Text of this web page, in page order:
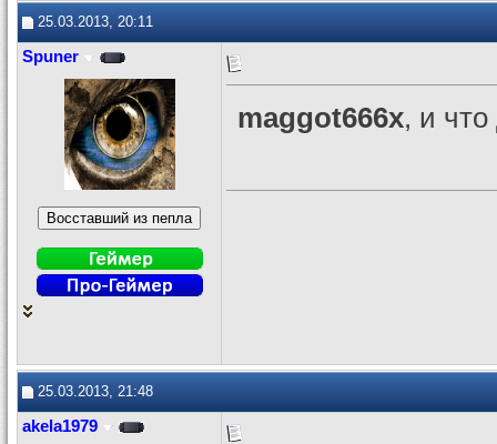
25.03.2013, 20:11
Spuner
maggot666x, и что
25.03.2013, 21:48
akela1979